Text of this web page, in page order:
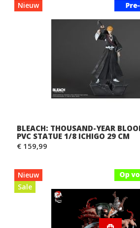
Nieuw
BLEACH: THOUSAND-YEAR
PVC STATUE 1/8 ICHIGO 29 CM
€ 159,99
Nieuw
Sale